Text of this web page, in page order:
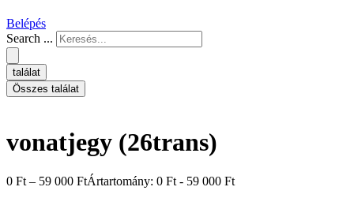
Belépés
Search ...
találat
Összes találat
vonatjegy (26trans)
0 Ft – 59 000 FtÁrtartomány: 0 Ft - 59 000 Ft